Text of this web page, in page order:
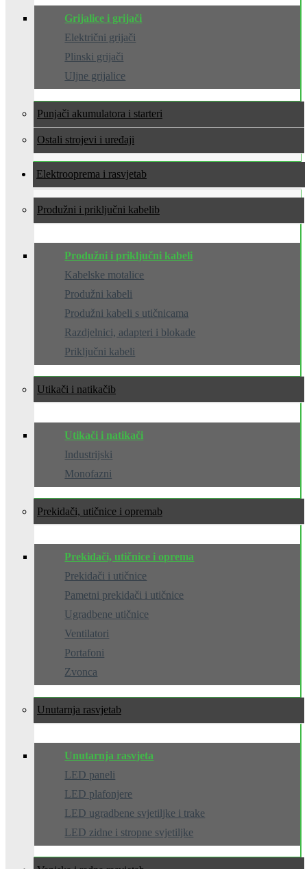
Grijalice i grijači
Električni grijači
Plinski grijači
Uljne grijalice
Punjači akumulatora i starteri
Ostali strojevi i uređaji
Elektrooprema i rasvjeta
Produžni i priključni kabeli
Produžni i priključni kabeli
Kabelske motalice
Produžni kabeli
Produžni kabeli s utičnicama
Razdjelnici, adapteri i blokade
Priključni kabeli
Utikači i natikači
Utikači i natikači
Industrijski
Monofazni
Prekidači, utičnice i oprema
Prekidači, utičnice i oprema
Prekidači i utičnice
Pametni prekidači i utičnice
Ugradbene utičnice
Ventilatori
Portafoni
Zvonca
Unutarnja rasvjeta
Unutarnja rasvjeta
LED paneli
LED plafonjere
LED ugradbene svjetiljke i trake
LED zidne i stropne svjetiljke